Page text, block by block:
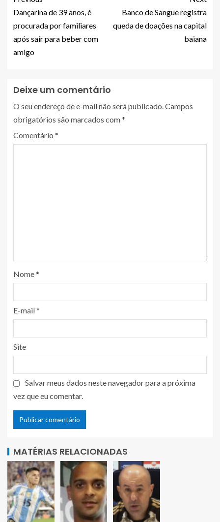
Dançarina de 39 anos, é
procurada por familiares
após sair para beber com
amigo
Banco de Sangue registra
queda de doações na capital
baiana
Deixe um comentário
O seu endereço de e-mail não será publicado. Campos
obrigatórios são marcados com*
Comentário *
Nome*
E-mail*
Site
Salvar meus dados neste navegador para a próxima
vez que eu comentar.
MATÉRIAS RELACIONADAS